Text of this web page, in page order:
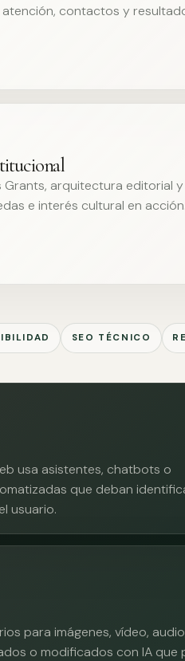
atención, contactos y
Grants, arquitectura editorial
e interés cultural en
SEO TÉCNICO
usa asistentes, chatbots o
que deban
usuario.
para imágenes, vídeo,
o modificados con IA que